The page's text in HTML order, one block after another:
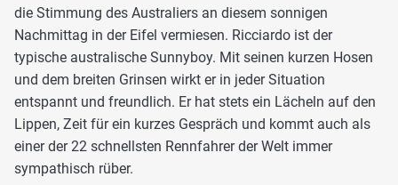
die Stimmung des Australiers an diesem sonnigen
Nachmittag in der Eifel vermiesen. Ricciardo ist der
typische australische Sunnyboy. Mit seinen kurzen Hosen
und dem breiten Grinsen wirkt er in jeder Situation
entspannt und freundlich. Er hat stets ein Lächeln auf den
Lippen, Zeit für ein kurzes Gespräch und kommt auch als
einer der 22 schnellsten Rennfahrer der Welt immer
sympathisch rüber.